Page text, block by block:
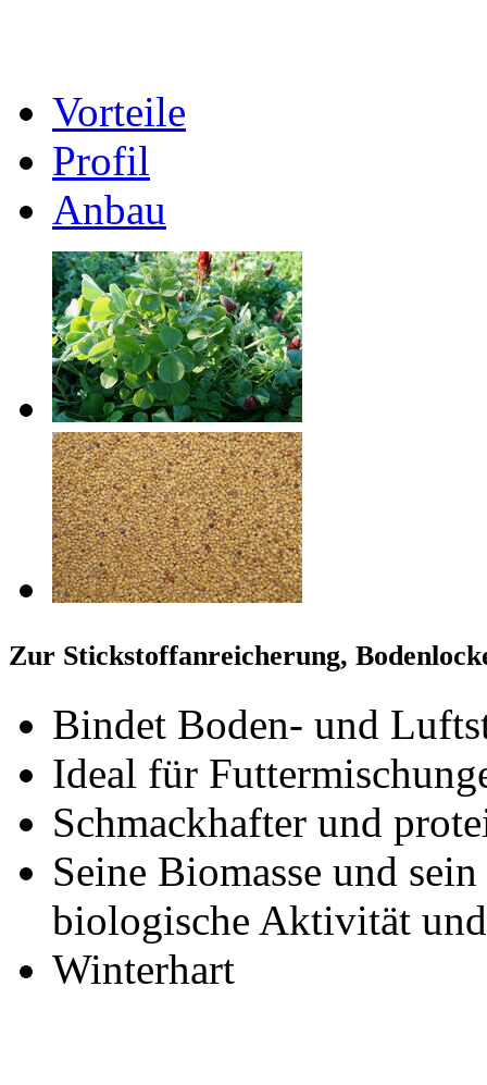
Vorteile
Profil
Anbau
Zur Stickstoffanreicherung,
Bindet Boden- und
Ideal für
Schmackhafter und
Seine Biomasse und
biologische Aktivität
Winterhart